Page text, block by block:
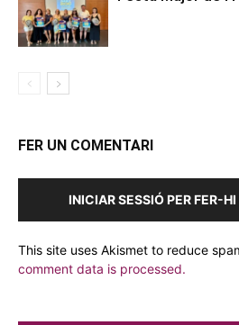
FER UN COMENTARI
INICIAR SESSIÓ PER FER-
This site uses Akismet to reduce
comment data is processed.